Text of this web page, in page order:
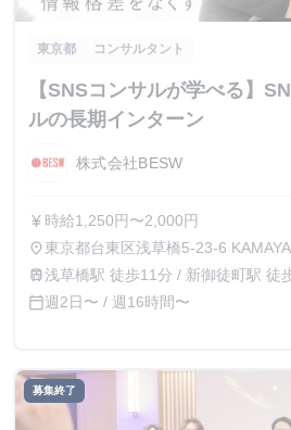
東京都 コンサルタント
【SNSコンサルが学べる】
ルの長期インターン
株式会社BESW
currency_yen 時給1,250円〜2,000円
place東京都台東区浅草橋5-23-6
train浅草橋駅 徒歩11分 / 新御徒町駅 徒
分
calendar_today週2日〜 / 週16時間〜
募集終了